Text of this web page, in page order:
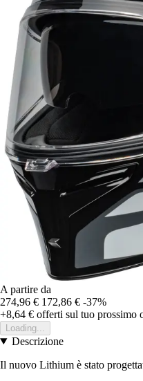
A partire da
274,96 € 172,86 € -37%
+8,64 € offerti sul tuo prossimo
Loading...
Descrizione
Il nuovo Lithium è stato